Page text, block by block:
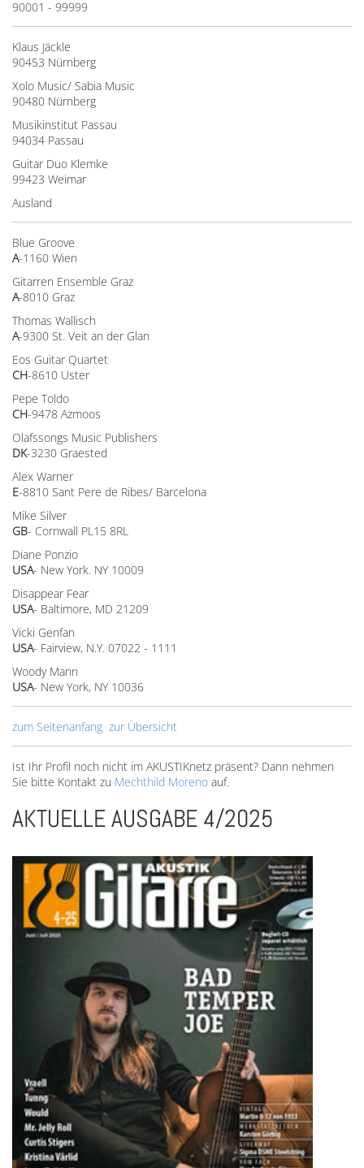
90001 - 99999
Klaus Jäckle
90453 Nürnberg
Xolo Music/ Sabia Music
90480 Nürnberg
Musikinstitut Passau
94034 Passau
Guitar Duo Klemke
99423 Weimar
Ausland
Blue Groove
A-1160 Wien
Gitarren Ensemble Graz
A-8010 Graz
Thomas Wallisch
A-9300 St. Veit an der Glan
Eos Guitar Quartet
CH-8610 Uster
Pepe Toldo
CH-9478 Azmoos
Olafssongs Music Publishers
DK-3230 Graested
Alex Warner
E-8810 Sant Pere de Ribes/ Barcelona
Mike Silver
GB- Cornwall PL15 8RL
Diane Ponzio
USA- New York. NY 10009
Disappear Fear
USA- Baltimore, MD 21209
Vicki Genfan
USA- Fairview, N.Y. 07022 - 1111
Woody Mann
USA- New York, NY 10036
zum Seitenanfang zur Übersicht
Ist Ihr Profil noch nicht im AKUSTIKnetz präsent? Dann nehmen
Sie bitte Kontakt zu Mechthild Moreno auf.
AKTUELLE AUSGABE 4/2025